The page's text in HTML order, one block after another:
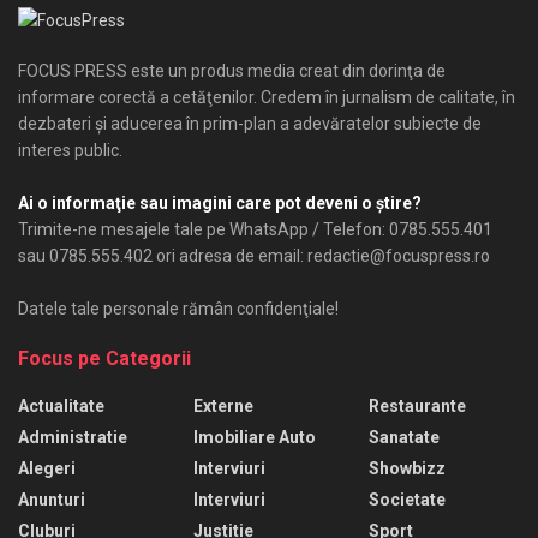
FOCUS PRESS este un produs media creat din dorinţa de
informare corectă a cetăţenilor. Credem în jurnalism de calitate, în
dezbateri şi aducerea în prim-plan a adevăratelor subiecte de
interes public.
Ai o informaţie sau imagini care pot deveni o ştire?
Trimite-ne mesajele tale pe WhatsApp / Telefon: 0785.555.401
sau 0785.555.402 ori adresa de email: redactie@focuspress.ro
Datele tale personale rămân confidenţiale!
Focus pe Categorii
Actualitate
Administratie
Alegeri
Anunturi
Cluburi
Externe
Imobiliare Auto
Interviuri
Interviuri
Justitie
Restaurante
Sanatate
Showbizz
Societate
Sport